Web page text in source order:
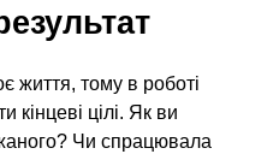
життя, тому в роботі
кінцеві цілі. Як ви
Чи спрацювала